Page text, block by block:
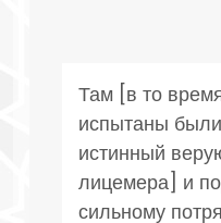
Там [в то
испытаны
истинный
лицемера] и
сильному